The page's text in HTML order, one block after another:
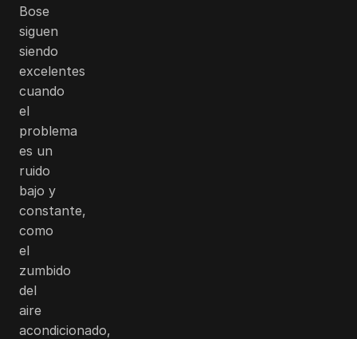
Bose
siguen
siendo
excelentes
cuando
el
problema
es un
ruido
bajo y
constante,
como
el
zumbido
del
aire
acondicionado,